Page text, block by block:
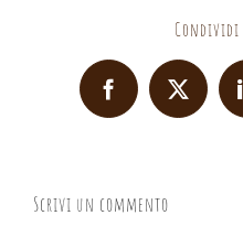
Condividi
Facebook
X
Scrivi un commento